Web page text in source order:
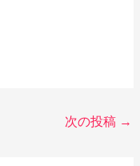
次の投稿 →